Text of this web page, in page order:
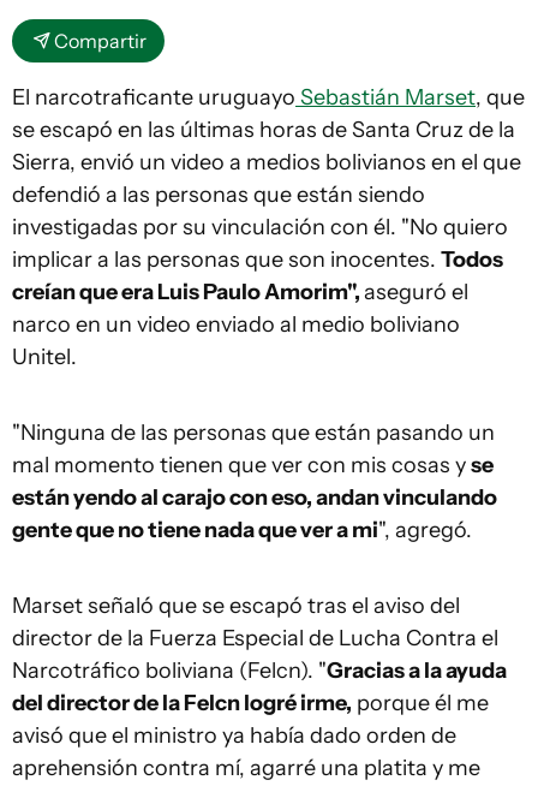
Compartir
El narcotraficante uruguayo Sebastián Marset, que
se escapó en las últimas horas de Santa Cruz de la
Sierra, envió un video a medios bolivianos en el que
defendió a las personas que están siendo
investigadas por su vinculación con él. "No quiero
implicar a las personas que son inocentes. Todos
creían que era Luis Paulo Amorim",aseguró el
narco en un video enviado al medio boliviano
Unitel.
"Ninguna de las personas que están pasando un
mal momento tienen que ver con mis cosas yse
están yendo al carajo con eso, andan vinculando
gente que no tiene nada que ver a mi", agregó.
Marset señaló que se escapó tras el aviso del
director de la Fuerza Especial de Lucha Contra el
Narcotráfico boliviana (Felcn). "Gracias a la ayuda
del director de la Felcn logré irme, porque él me
avisó que el ministro ya había dado orden de
aprehensión contra mí, agarré una platita y me